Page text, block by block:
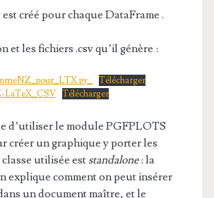
créé pour chaque DataFrame .
et les fichiers .csv qu’il génère :
Télécharger
LaTeX_CSV Télécharger
d’utiliser le module PGFPLOTS
créer un graphique y porter les
utilisée est standalone: la
explique comment on peut insérer
un document maître, et le